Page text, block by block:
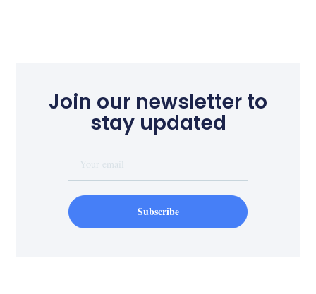
Join our newsletter to
stay updated
Subscribe